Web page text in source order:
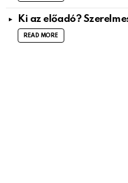
Ki az előadó?
READ MORE